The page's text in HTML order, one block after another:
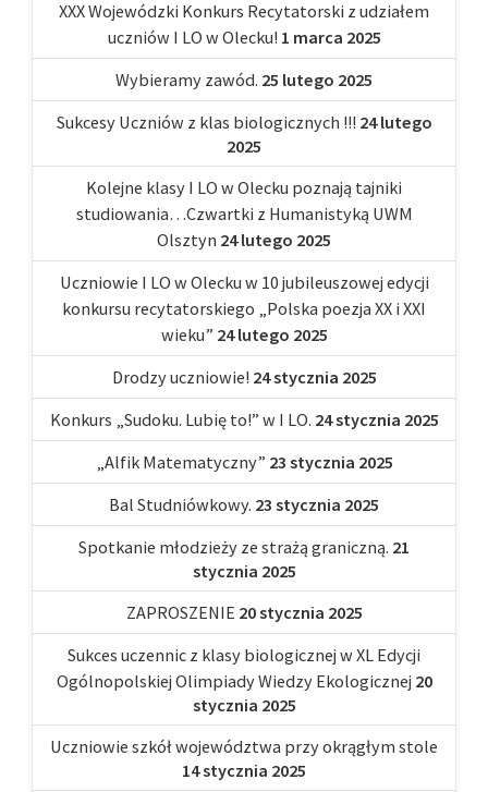
XXX Wojewódzki Konkurs Recytatorski z udziałem
uczniów I LO w Olecku! 1 marca 2025
Wybieramy zawód. 25 lutego 2025
Sukcesy Uczniów z klas biologicznych !!! 24 lutego
2025
Kolejne klasy I LO w Olecku poznają tajniki
studiowania…Czwartki z Humanistyką UWM
Olsztyn 24 lutego 2025
Uczniowie I LO w Olecku w 10 jubileuszowej edycji
konkursu recytatorskiego „Polska poezja XX i XXI
wieku” 24 lutego 2025
Drodzy uczniowie! 24 stycznia 2025
Konkurs „Sudoku. Lubię to!” w I LO. 24 stycznia 2025
„Alfik Matematyczny” 23 stycznia 2025
Bal Studniówkowy. 23 stycznia 2025
Spotkanie młodzieży ze strażą graniczną. 21
stycznia 2025
ZAPROSZENIE 20 stycznia 2025
Sukces uczennic z klasy biologicznej w XL Edycji
Ogólnopolskiej Olimpiady Wiedzy Ekologicznej 20
stycznia 2025
Uczniowie szkół województwa przy okrągłym stole
14 stycznia 2025